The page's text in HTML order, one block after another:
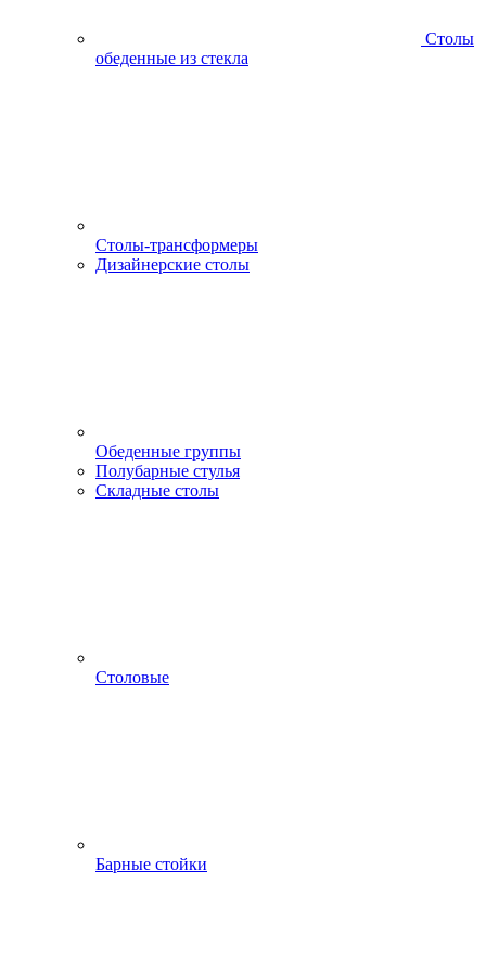
Столы
обеденные из стекла
Столы-трансформеры
Дизайнерские столы
Обеденные группы
Полубарные стулья
Складные столы
Столовые
Барные стойки